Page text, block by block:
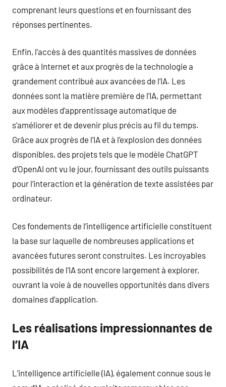
comprenant leurs questions et en fournissant des
réponses pertinentes.
Enfin, l’accès à des quantités massives de données
grâce à Internet et aux progrès de la technologie a
grandement contribué aux avancées de l’IA. Les
données sont la matière première de l’IA, permettant
aux modèles d’apprentissage automatique de
s’améliorer et de devenir plus précis au fil du temps.
Grâce aux progrès de l’IA et à l’explosion des données
disponibles, des projets tels que le modèle ChatGPT
d’OpenAI ont vu le jour, fournissant des outils puissants
pour l’interaction et la génération de texte assistées par
ordinateur.
Ces fondements de l’intelligence artificielle constituent
la base sur laquelle de nombreuses applications et
avancées futures seront construites. Les incroyables
possibilités de l’IA sont encore largement à explorer,
ouvrant la voie à de nouvelles opportunités dans divers
domaines d’application.
Les réalisations impressionnantes de
l’IA
L’intelligence artificielle (IA), également connue sous le